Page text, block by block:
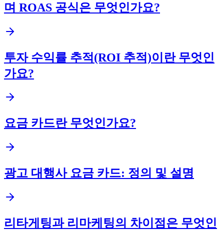
며 ROAS 공식은 무엇인가요?
투자 수익률 추적(ROI 추적)이란 무엇인
가요?
요금 카드란 무엇인가요?
광고 대행사 요금 카드: 정의 및 설명
리타게팅과 리마케팅의 차이점은 무엇인